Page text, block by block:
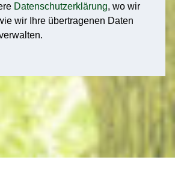
Datenschutzerklärung, wo wir
wir Ihre übertragenen Daten